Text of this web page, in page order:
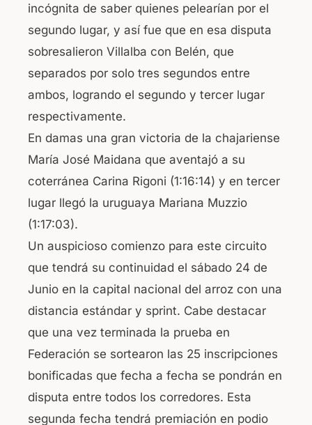
incógnita de saber quienes pelearían por el
segundo lugar, y así fue que en esa disputa
sobresalieron Villalba con Belén, que
separados por solo tres segundos entre
ambos, logrando el segundo y tercer lugar
respectivamente.
En damas una gran victoria de la chajariense
María José Maidana que aventajó a su
coterránea Carina Rigoni (1:16:14) y en tercer
lugar llegó la uruguaya Mariana Muzzio
(1:17:03).
Un auspicioso comienzo para este circuito
que tendrá su continuidad el sábado 24 de
Junio en la capital nacional del arroz con una
distancia estándar y sprint. Cabe destacar
que una vez terminada la prueba en
Federación se sortearon las 25 inscripciones
bonificadas que fecha a fecha se pondrán en
disputa entre todos los corredores. Esta
segunda fecha tendrá premiación en podio